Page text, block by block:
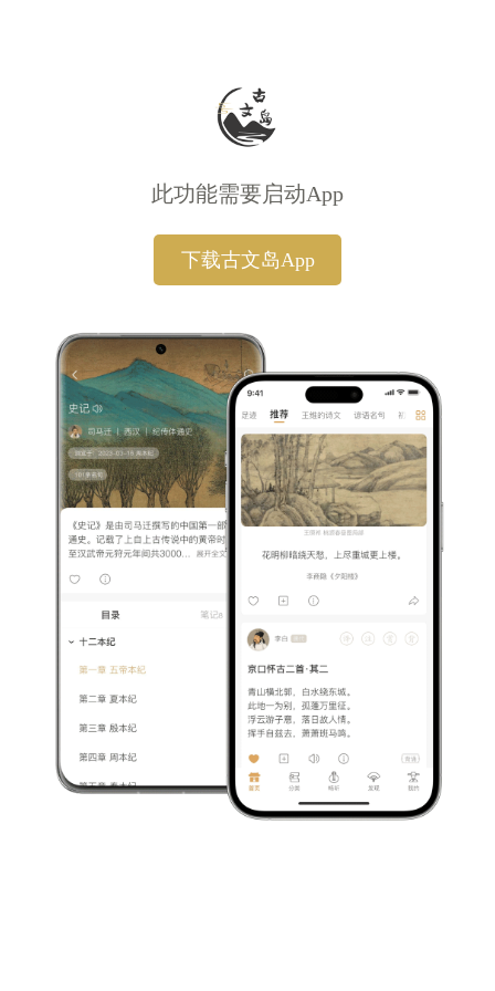
此功能需要启动App
下载古文岛App